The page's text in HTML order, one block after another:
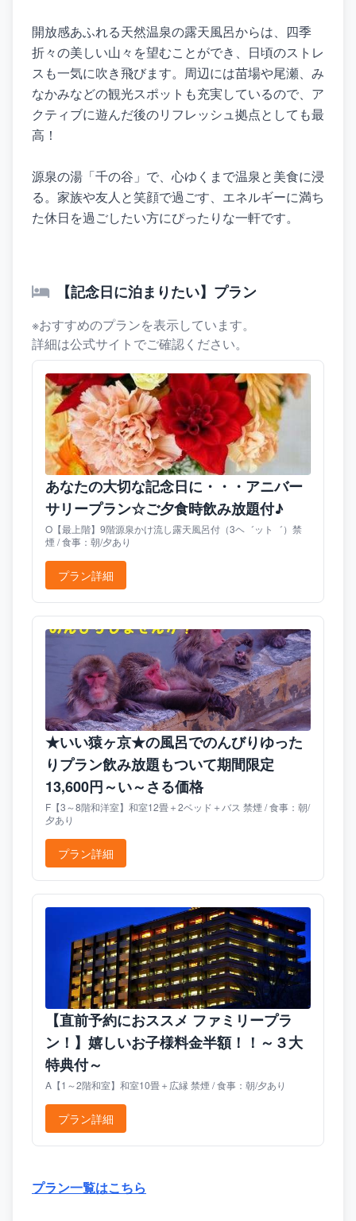
開放感あふれる天然温泉の露天風呂からは、四季
折々の美しい山々を望むことができ、日頃のストレ
スも一気に吹き飛びます。周辺には苗場や尾瀬、み
なかみなどの観光スポットも充実しているので、ア
クティブに遊んだ後のリフレッシュ拠点としても最
高！
源泉の湯「千の谷」で、心ゆくまで温泉と美食に浸
る。家族や友人と笑顔で過ごす、エネルギーに満ち
た休日を過ごしたい方にぴったりな一軒です。
【記念日に泊まりたい】プラン
※おすすめのプランを表示しています。
詳細は公式サイトでご確認ください。
あなたの大切な記念日に・・・アニバー
サリープラン☆ご夕食時飲み放題付♪
O【最上階】9階源泉かけ流し露天風呂付（3ヘ゛ット゛）禁
煙 / 食事：朝/夕あり
プラン詳細
★いい猿ヶ京★の風呂でのんびりゆった
りプラン飲み放題もついて期間限定
13,600円～い～さる価格
F【3～8階和洋室】和室12畳＋2ベッド＋バス 禁煙 / 食事：朝/
夕あり
プラン詳細
【直前予約におススメ ファミリープラ
ン！】嬉しいお子様料金半額！！～３大
特典付～
A【1～2階和室】和室10畳＋広縁 禁煙 / 食事：朝/夕あり
プラン詳細
プラン一覧はこちら